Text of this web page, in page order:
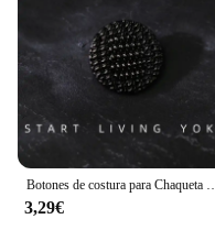
Botones de costura para Chaqueta de traje grande, hebillas de Metal, accesorios
3,29€